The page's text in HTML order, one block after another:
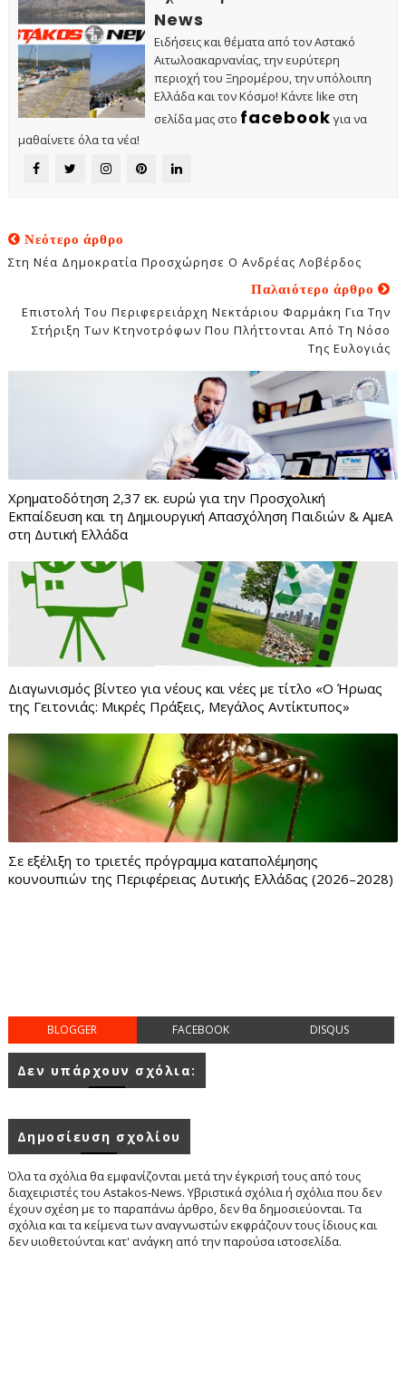
News
Ειδήσεις και θέματα από τον Αστακό
Αιτωλοακαρνανίας, την ευρύτερη
περιοχή του Ξηρομέρου, την υπόλοιπη
Ελλάδα και τον Κόσμο! Κάντε like στη
σελίδα μας στο facebook για να
μαθαίνετε όλα τα νέα!
Νεότερο άρθρο
Στη Νέα Δημοκρατία Προσχώρησε Ο Ανδρέας Λοβέρδος
Παλαιότερο άρθρο
Επιστολή Του Περιφερειάρχη Νεκτάριου Φαρμάκη Για Την
Στήριξη Των Κτηνοτρόφων Που Πλήττονται Από Τη Νόσο
Της Ευλογιάς
Χρηματοδότηση 2,37 εκ. ευρώ για την Προσχολική
Εκπαίδευση και τη Δημιουργική Απασχόληση Παιδιών & ΑμεΑ
στη Δυτική Ελλάδα
Διαγωνισμός βίντεο για νέους και νέες με τίτλο «Ο Ήρωας
της Γειτονιάς: Μικρές Πράξεις, Μεγάλος Αντίκτυπος»
Σε εξέλιξη το τριετές πρόγραμμα καταπολέμησης
κουνουπιών της Περιφέρειας Δυτικής Ελλάδας (2026–2028)
BLOGGER FACEBOOK DISQUS
Δεν υπάρχουν σχόλια:
Δημοσίευση σχολίου
Όλα τα σχόλια θα εμφανίζονται μετά την έγκρισή τους από τους
διαχειριστές του Astakos-News. Υβριστικά σχόλια ή σχόλια που δεν
έχουν σχέση με το παραπάνω άρθρο, δεν θα δημοσιεύονται. Τα
σχόλια και τα κείμενα των αναγνωστών εκφράζουν τους ίδιους και
δεν υιοθετούνται κατ' ανάγκη από την παρούσα ιστοσελίδα.